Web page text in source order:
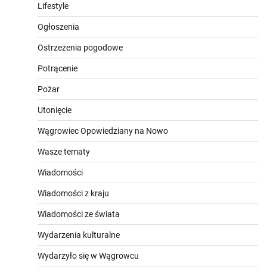
Lifestyle
Ogłoszenia
Ostrzeżenia pogodowe
Potrącenie
Pożar
Utonięcie
Wągrowiec Opowiedziany na Nowo
Wasze tematy
Wiadomości
Wiadomości z kraju
Wiadomości ze świata
Wydarzenia kulturalne
Wydarzyło się w Wągrowcu